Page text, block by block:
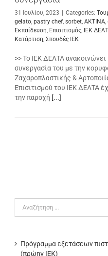
31 Ιουλίου, 2023 | Categories:
gelato pastry chef, sorbet ΑΚΤΙΝΑ
Εκπαίδευση Επισιτισμός ΙΕΚ
Κατάρτιση Σπουδές ΙΕΚ
>> Το ΙΕΚ ΔΕΛΤΑ ανακοινώνει
συνεργασία του με την
Ζαχαροπλαστικής &
Επισιτισμού του ΙΕΚ ΔΕΛΤΑ
την παροχή [...]
Πρόγραμμα εξετάσεων
(πρώην ΙΕΚ)